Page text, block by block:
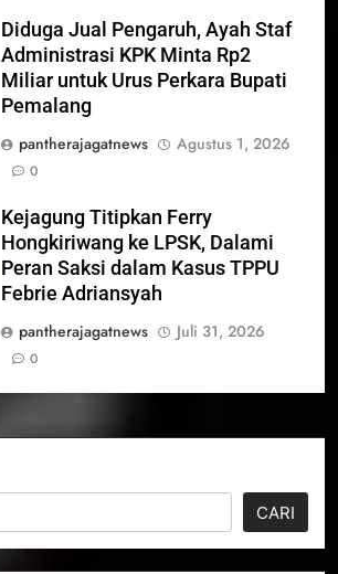
Diduga Jual Pengaruh, Ayah Staf
Administrasi KPK Minta Rp2
Miliar untuk Urus Perkara Bupati
Pemalang
pantherajagatnews
Agustus 1, 2026
0
Kejagung Titipkan Ferry
Hongkiriwang ke LPSK, Dalami
Peran Saksi dalam Kasus TPPU
Febrie Adriansyah
pantherajagatnews
Juli 31, 2026
0
CARI